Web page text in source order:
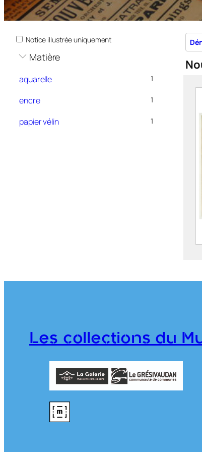
Notice illustrée uniquement
Matière
aquarelle 1
encre 1
papier vélin 1
Les collections du